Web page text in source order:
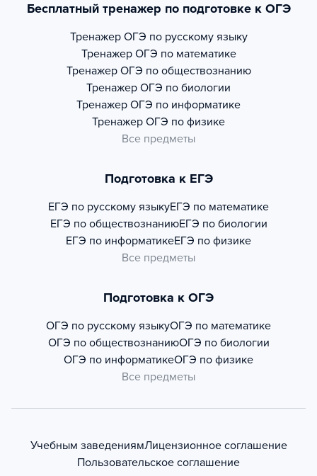
Бесплатный тренажер по подготовке к ОГЭ
Тренажер ОГЭ по русскому языку
Тренажер ОГЭ по математике
Тренажер ОГЭ по обществознанию
Тренажер ОГЭ по биологии
Тренажер ОГЭ по информатике
Тренажер ОГЭ по физике
Все предметы
Подготовка к ЕГЭ
ЕГЭ по русскому языкуЕГЭ по математике
ЕГЭ по обществознаниюЕГЭ по биологии
ЕГЭ по информатикеЕГЭ по физике
Все предметы
Подготовка к ОГЭ
ОГЭ по русскому языкуОГЭ по математике
ОГЭ по обществознаниюОГЭ по биологии
ОГЭ по информатикеОГЭ по физике
Все предметы
Учебным заведениямЛицензионное соглашение
Пользовательское соглашение